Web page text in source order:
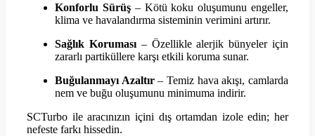
Konforlu Sürüş– Kötü koku oluşumunu engeller,
klima ve havalandırma sisteminin verimini artırır.
Sağlık Koruması– Özellikle alerjik bünyeler için
zararlı partiküllere karşı etkili koruma sunar.
Buğulanmayı Azaltır– Temiz hava akışı, camlarda
nem ve buğu oluşumunu minimuma indirir.
SCTurbo ile aracınızın içini dış ortamdan izole edin; her
nefeste farkı hissedin.